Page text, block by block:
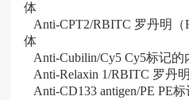
体
Anti-CPT2/RBITC 罗丹明
体
Anti-Cubilin/Cy5 Cy5标记
Anti-Relaxin 1/RBITC 罗丹
Anti-CD133 antigen/PE PE